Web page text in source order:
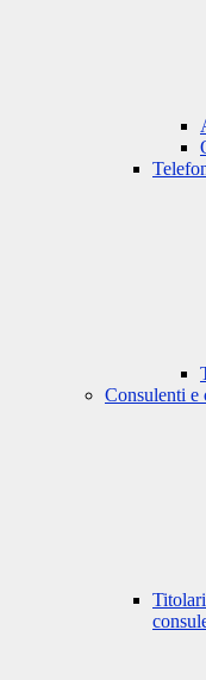
Consulenti e